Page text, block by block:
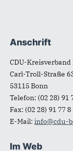
Anschrift
CDU-Kreisverband
Carl-Troll-Straße
53115Bonn
Telefon: (02 28) 91
Fax: (02 28) 91 77 8
E-Mail: info@cdu-
Im Web